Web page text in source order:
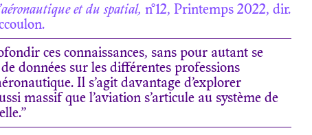
et du spatial, n°12, Printemps 2022, dir.
ces connaissances, sans pour autant se
données sur les différentes professions
Il s’agit davantage d’explorer
massif que l’aviation s’articule au système de